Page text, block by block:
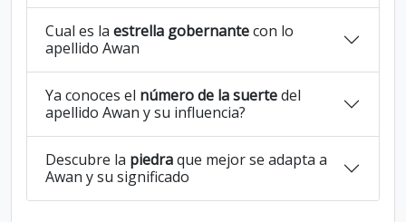
Cual es la estrella gobernantecon lo
apellido Awan
Ya conoces el número de la suertedel
apellido Awan y su influencia?
Descubre la piedraque mejor se adapta a
Awan y su significado